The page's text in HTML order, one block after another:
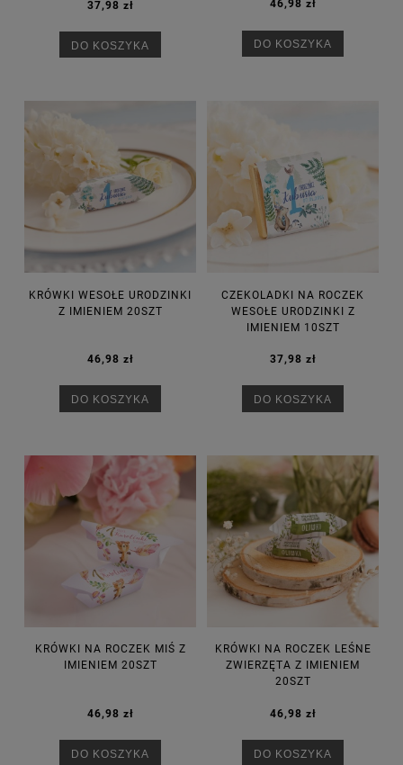
37,98 zł
DO KOSZYKA
46,98 zł
DO KOSZYKA
KRÓWKI WESOŁE URODZINKI
Z IMIENIEM 20SZT
46,98 zł
DO KOSZYKA
CZEKOLADKI NA ROCZEK
WESOŁE URODZINKI Z
IMIENIEM 10SZT
37,98 zł
DO KOSZYKA
KRÓWKI NA ROCZEK MIŚ Z
IMIENIEM 20SZT
46,98 zł
DO KOSZYKA
KRÓWKI NA ROCZEK LEŚNE
ZWIERZĘTA Z IMIENIEM
20SZT
46,98 zł
DO KOSZYKA